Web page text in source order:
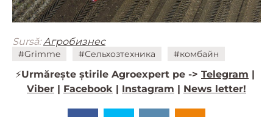
Sursă:Агробизнес
#Grimme #Сельхозтехника #комбайн
⚡️Urmărește știrile Agroexpert pe -> Telegram
Viber
Facebook Instagram News letter!